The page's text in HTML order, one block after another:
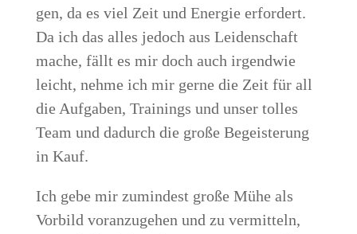
gen, da es viel Zeit und Ener­gie erfor­dert.
Da ich das alles jedoch aus Lei­den­schaft
mache, fällt es mir doch auch irgend­wie
leicht, neh­me ich mir ger­ne die Zeit für all
die Auf­ga­ben, Trai­nings und unser tol­les
Team und dadurch die gro­ße Begeis­te­rung
in Kauf.
Ich gebe mir zumin­dest gro­ße Mühe als
Vor­bild vor­an­zu­ge­hen und zu ver­mit­teln,